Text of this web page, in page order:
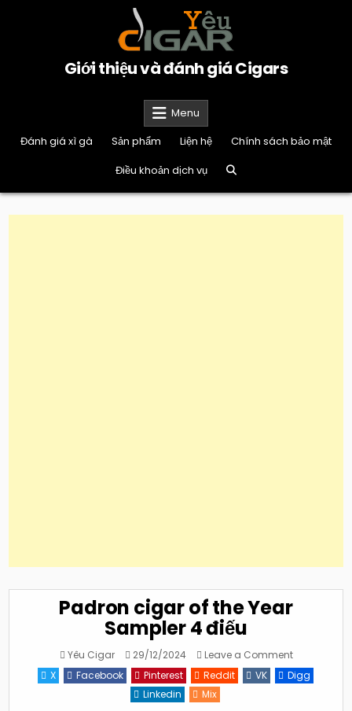
Giới thiệu và đánh giá Cigars
Menu
Đánh giá xì gà
Sản phẩm Liện hệ
Chính sách bảo mật
Điều khoản dịch vụ
Padron cigar of the Year
Sampler 4 điếu
Yêu Cigar 29/12/2024 Leave a Commenton
cigar
of
X Facebook Pinterest Reddit VK
Digg
Linkedin
Mix